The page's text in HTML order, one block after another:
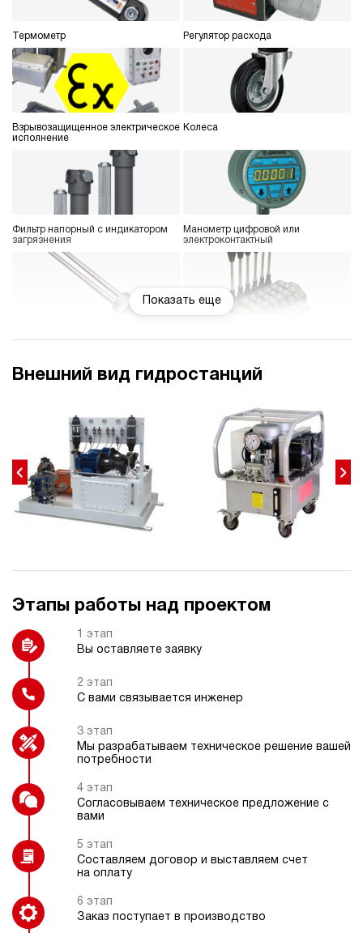
Термометр Регулятор расхода
Взрывозащищенное электрическое
исполнение
Колеса
Фильтр напорный с индикатором
загрязнения
Манометр цифровой или
электроконтактный
гидроинструментов
Счетчик моточасов Насос ручной (дублирующий)
Защитный каркас Охладитель рабочей жидкости
(специальная)
Регулятор давления
Показать еще
Внешний вид гидростанций
Этапы работы над проектом
1 этап
Вы оставляете заявку
2 этап
С вами связывается инженер
3 этап
Мы разрабатываем техническое решение вашей
потребности
4 этап
Согласовываем техническое предложение с
вами
5 этап
Составляем договор и выставляем счет
на оплату
6 этап
Заказ поступает в производство